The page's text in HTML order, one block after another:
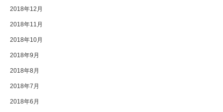
2018年12月
2018年11月
2018年10月
2018年9月
2018年8月
2018年7月
2018年6月